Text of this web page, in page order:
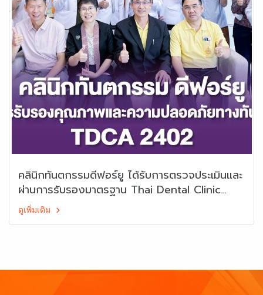
คลินิกทันตกรรมดีฟอร์ยู ได้รับการตรวจประเมินและ
ผ่านการรับรองมาตรฐาน Thai Dental Clinic
Accreditation (TDCA) ระดับเกณฑ์ TDCA
2402
ดูเพิ่มเติม